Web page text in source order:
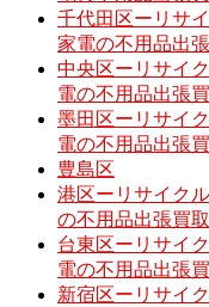
千代田区ーリサ
家電の不用品出
中央区ーリサイ
電の不用品出張
墨田区ーリサイ
電の不用品出張
豊島区
港区ーリサイク
の不用品出張買取
台東区ーリサイ
電の不用品出張
新宿区ーリサイ